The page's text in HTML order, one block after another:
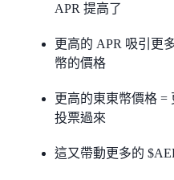
APR 提高了
更高的 APR 吸引更
幣的價格
更高的東東幣價格 =
投票過來
這又帶動更多的